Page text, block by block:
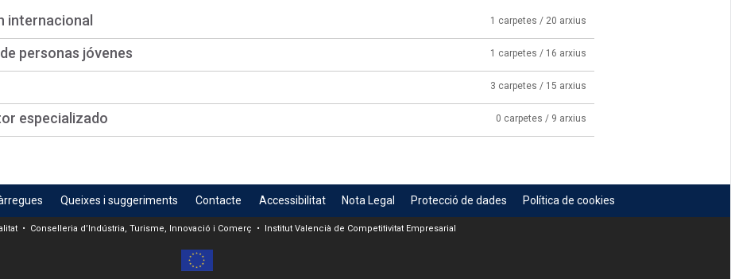
internacional 1 carpetes / 20 arxius
personas jóvenes 1 carpetes / 16 arxius
3 carpetes / 15 arxius
especializado 0 carpetes / 9 arxius
Queixes i suggeriments Contacte Accessibilitat Nota Legal Protecció de dades Política de cookies
• Conselleria d’Indústria, Turisme, Innovació i Comerç • Institut Valencià de Competitivitat Empresarial